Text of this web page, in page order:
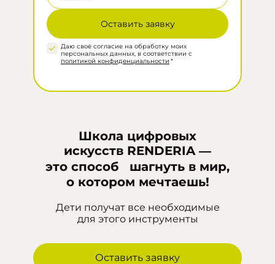
Даю своё согласие на обработку моих
персональных данных, в соответствии с
политикой конфиденциальности *
Школа цифровых
искусств RENDERIA —
это способ шагнуть в мир,
о котором мечтаешь!
Дети получат все необходимые
для этого инструменты
Оставить заявку